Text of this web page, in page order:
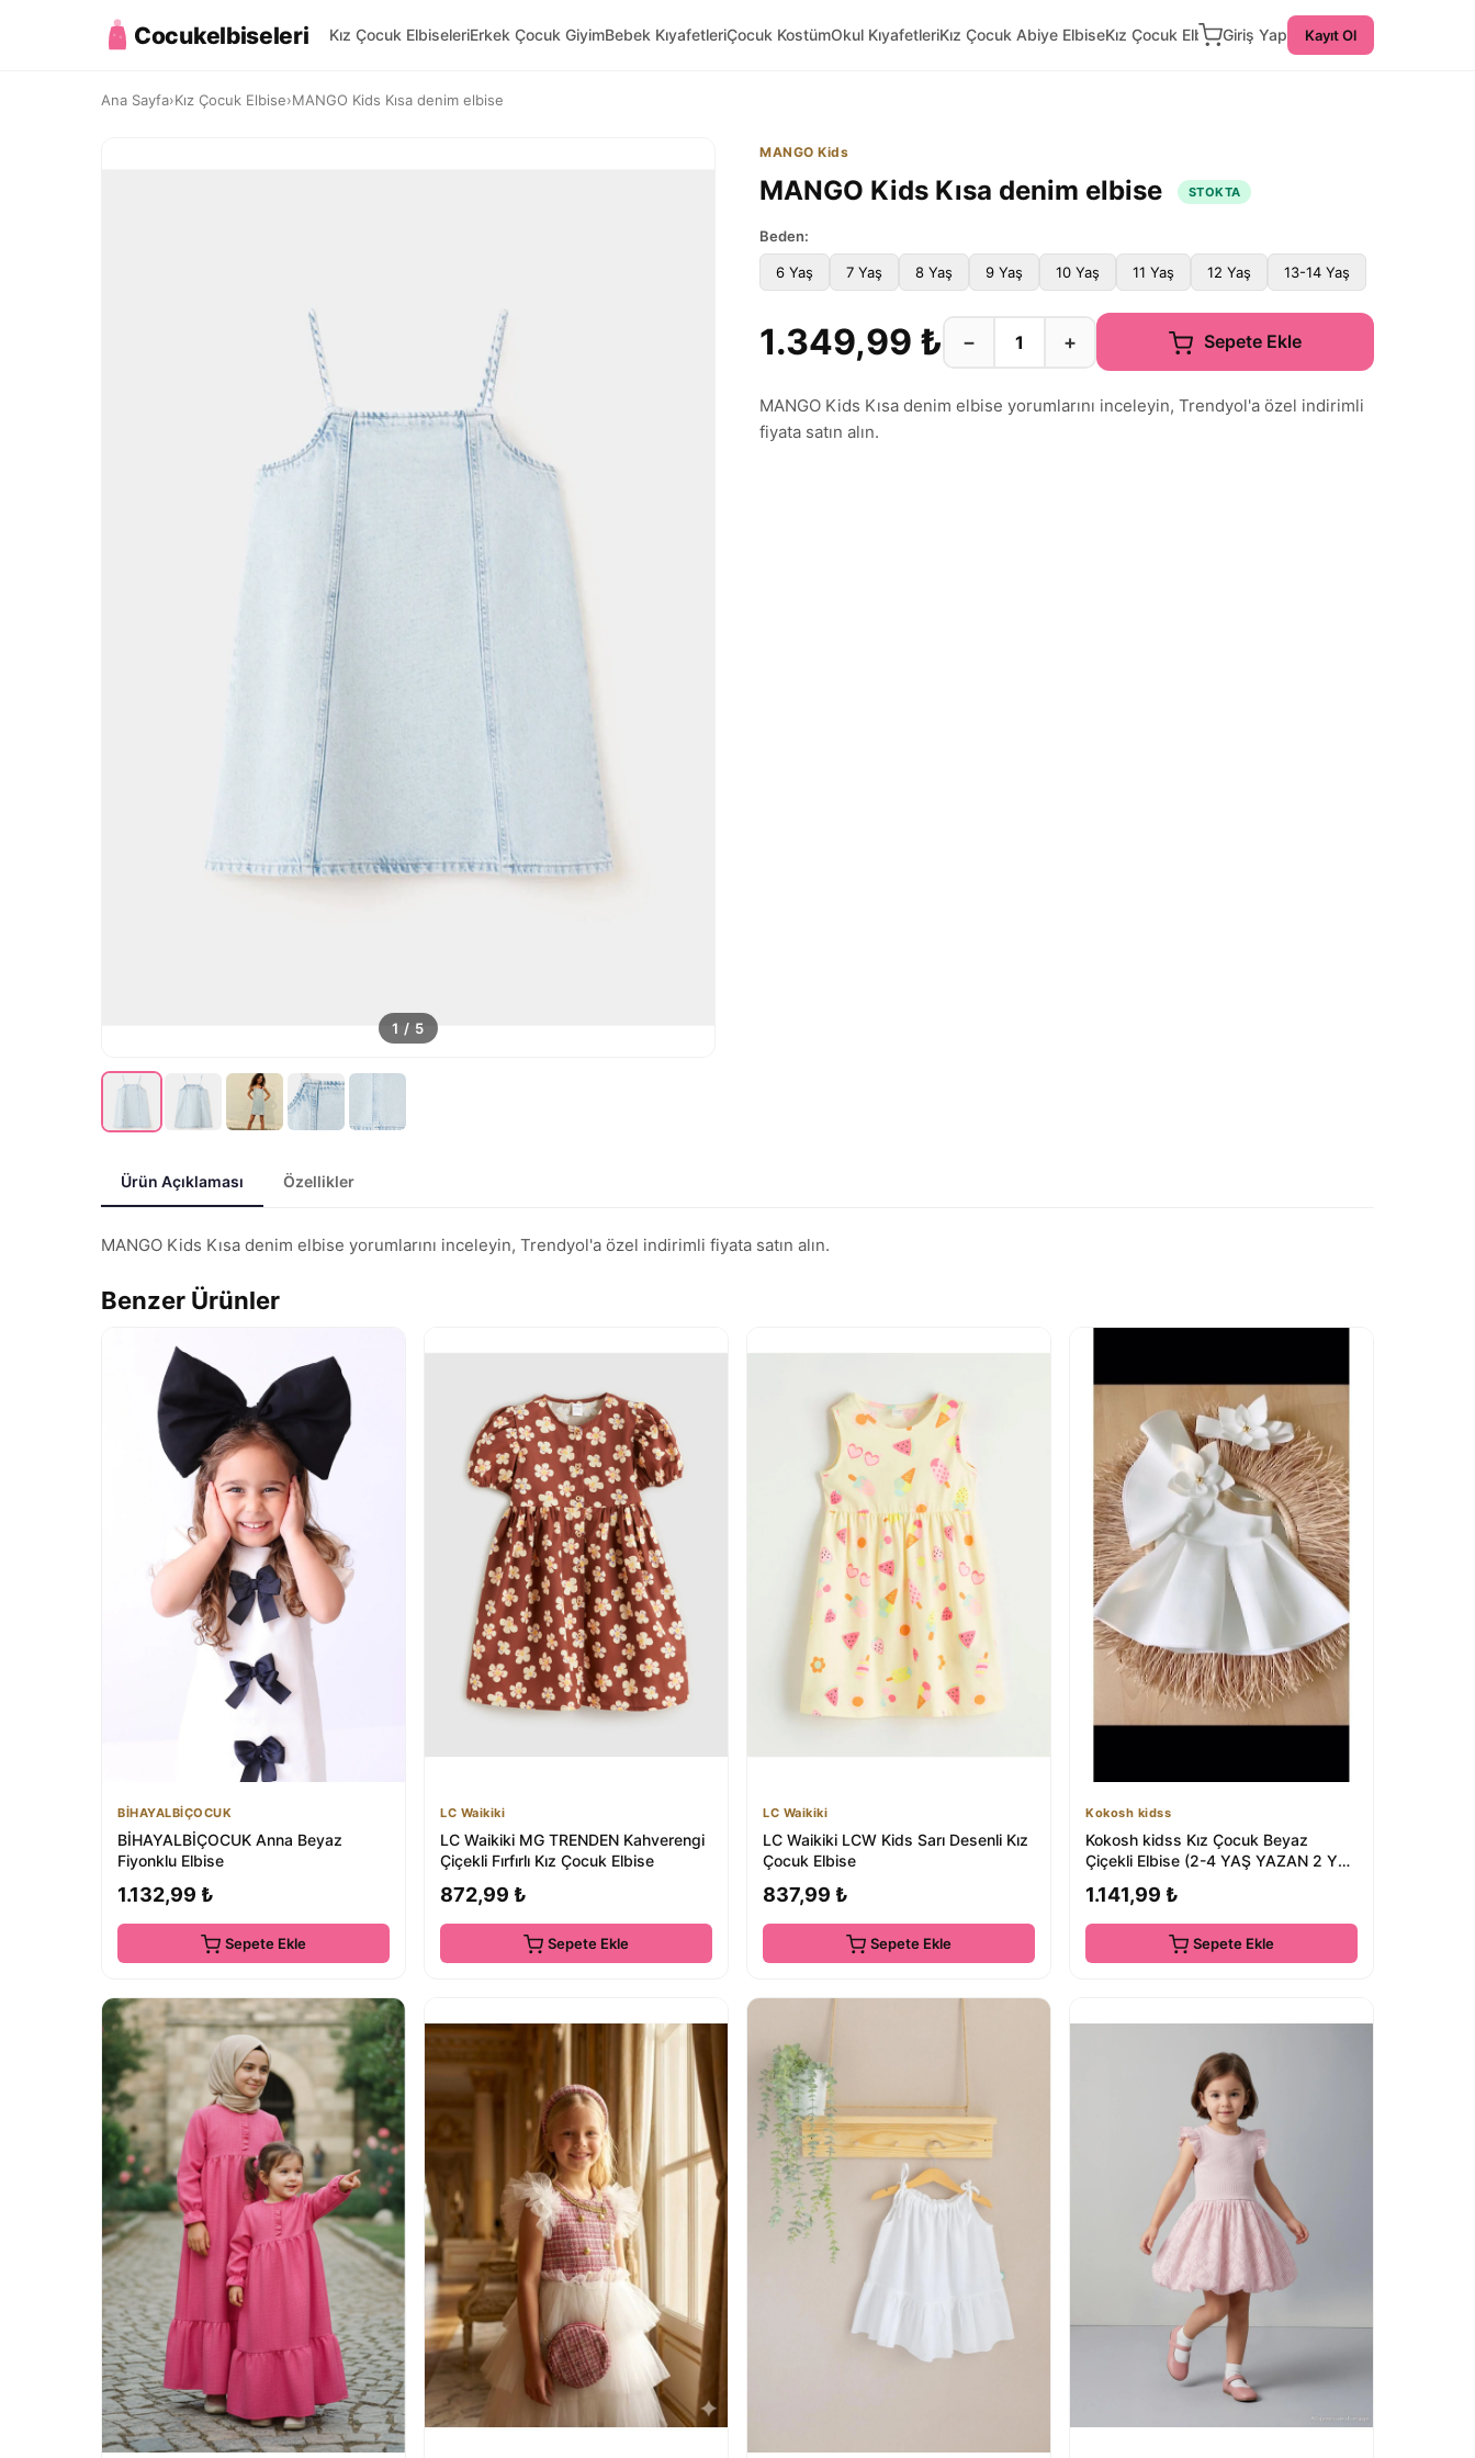
Cocukelbiseleri Kız Çocuk ElbiseleriErkek Çocuk GiyimBebek KıyafetleriÇocuk KostümOkul KıyafetleriKız Çocuk Abiye ElbiseKız Çocuk ElbiseGiriş Yap Kayıt Ol
Ana Sayfa›Kız Çocuk Elbise›MANGO Kids Kısa denim elbise
1 / 5
MANGO Kids
MANGO Kids Kısa denim elbise STOKTA
Beden:
6 Yaş 7 Yaş 8 Yaş 9 Yaş 10 Yaş 11 Yaş 12 Yaş 13-14 Yaş
1.349,99 ₺ − + Sepete Ekle
MANGO Kids Kısa denim elbise yorumlarını inceleyin, Trendyol'a özel indirimli
fiyata satın alın.
Ürün Açıklaması Özellikler
MANGO Kids Kısa denim elbise yorumlarını inceleyin, Trendyol'a özel indirimli fiyata satın alın.
Benzer Ürünler
BİHAYALBİÇOCUK
BİHAYALBİÇOCUK Anna Beyaz
Fiyonklu Elbise
1.132,99 ₺
Sepete Ekle
LC Waikiki
LC Waikiki MG TRENDEN Kahverengi
Çiçekli Fırfırlı Kız Çocuk Elbise
872,99 ₺
Sepete Ekle
LC Waikiki
LC Waikiki LCW Kids Sarı Desenli Kız
Çocuk Elbise
837,99 ₺
Sepete Ekle
Kokosh kidss
Kokosh kidss Kız Çocuk Beyaz
Çiçekli Elbise (2-4 YAŞ YAZAN 2 YAŞ
1.141,99 ₺
Sepete Ekle